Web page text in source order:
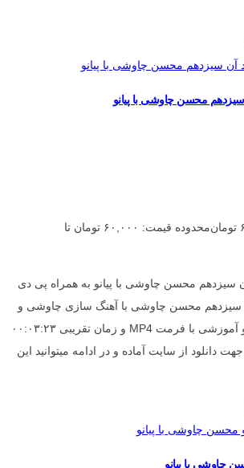
محسن چاوشی با پیانو
تومان
محدوده قیمت: ۶۰,۰۰۰ تومان تا
محسن چاوشی با پیانو به همراه پی دی
سیزدهم محسن چاوشی با آهنگ سازی چاوشی و
تنظیم عزتی در یک ویدیو آموزشی با فرمت MP4 و زمان تقریبی ۰۰:۰۳:۲۳
دانلود از سایت آماده و در ادامه میتوانید این
چاوشی با پیانو